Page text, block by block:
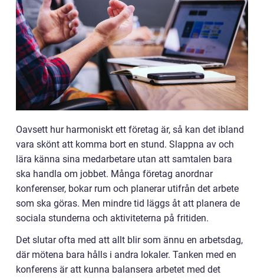
Oavsett hur harmoniskt ett företag är, så kan det ibland
vara skönt att komma bort en stund. Slappna av och
lära känna sina medarbetare utan att samtalen bara
ska handla om jobbet. Många företag anordnar
konferenser, bokar rum och planerar utifrån det arbete
som ska göras. Men mindre tid läggs åt att planera de
sociala stunderna och aktiviteterna på fritiden.
Det slutar ofta med att allt blir som ännu en arbetsdag,
där mötena bara hålls i andra lokaler. Tanken med en
konferens är att kunna balansera arbetet med det